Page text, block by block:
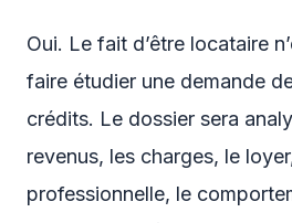
Oui. Le fait d’être locataire
faire étudier une demande
crédits. Le dossier sera
revenus, les charges, le
professionnelle, le